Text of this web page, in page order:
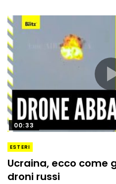
00:33
ESTERI
Ucraina, ecco come
droni russi